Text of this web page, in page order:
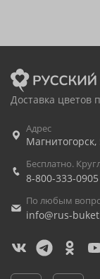
Доставка цветов
Адрес
Магнитогорск,
Бесплатно.
8-800-333-0905
По любым
info@rus-